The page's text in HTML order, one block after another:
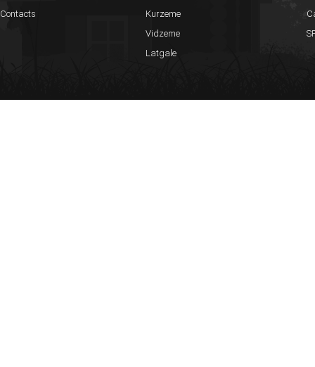
Contacts
Kurzeme
Vidzeme
Latgale